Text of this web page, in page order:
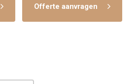
Offerte aanvragen